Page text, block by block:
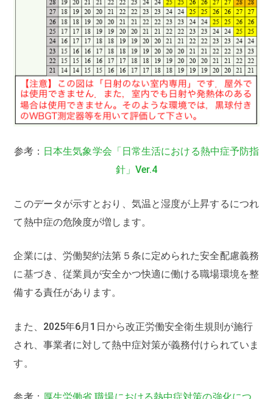
参考： 日本生気象学会「日常生活における熱中症予防指
針」Ver.4
このデータが示すとおり、気温と湿度が上昇するにつれ
て熱中症の危険度が増します。
企業には、労働契約法第５条に定められた安全配慮義務
に基づき、従業員が安全かつ快適に働ける職場環境を整
備する責任があります。
また、2025年6月1日から改正労働安全衛生規則が施行
され、事業者に対して熱中症対策が義務付けられていま
す。